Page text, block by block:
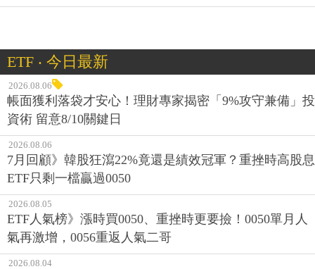
ETF ‧ 今日最新
2026.08.06
帳面獲利落袋才安心！理財專家揭密「9%攻守兼備」投
資術 留意8/10關鍵日
2026.08.06
7月回顧》韓股狂瀉22%竟還是績效冠軍？重挫時高股息
ETF只剩一檔贏過0050
2026.08.05
ETF人氣榜》漲時買0050、重挫時更要撿！0050單月人
氣再激增，0056重返人氣二哥
2026.08.04